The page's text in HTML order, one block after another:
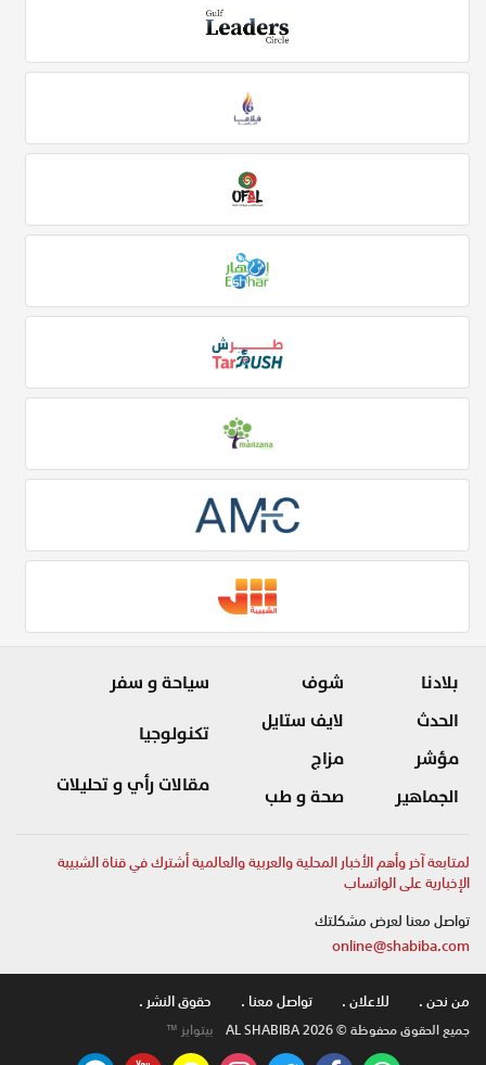
بلادنا
الحدث
مؤشر
الجماهير
شوف
لايف ستايل
مزاج
صحة و طب
سياحة و سفر
تكنولوجيا
مقالات رأي و تحليلات
لمتابعة آخر وأهم الأخبار المحلية والعربية والعالمية أشترك في قناة الشبيبة
الإخبارية على الواتساب
تواصل معنا لعرض مشكلتك
online@shabiba.com
من نحن .
للاعلان . تواصل معنا . حقوق النشر .
جميع الحقوق محفوظة © AL SHABIBA 2026 بيتوايز ™